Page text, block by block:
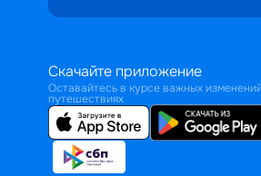
Скачайте приложение
Оставайтесь в курсе важных
путешествиях